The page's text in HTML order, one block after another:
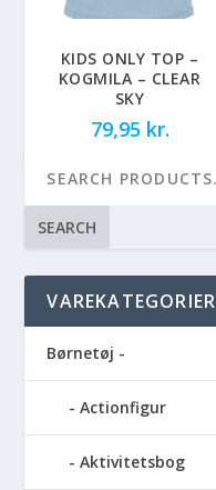
KIDS ONLY TOP –
KOGMILA – CLEAR
SKY
79,95 kr.
SEARCH
VAREKATEGORIER
Børnetøj -
Actionfigur
Aktivitetsbog